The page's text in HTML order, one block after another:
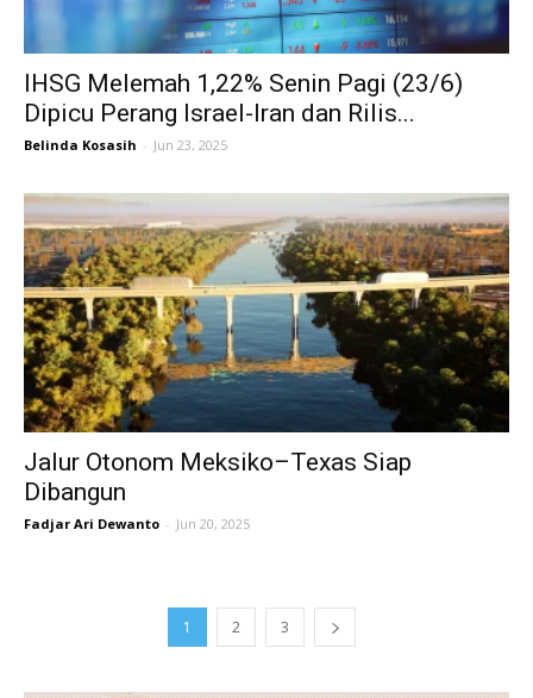
IHSG Melemah 1,22% Senin Pagi (23/6)
Dipicu Perang Israel-Iran dan Rilis...
Belinda Kosasih - Jun 23, 2025
Jalur Otonom Meksiko–Texas Siap
Dibangun
Fadjar Ari Dewanto - Jun 20, 2025
1 2 3